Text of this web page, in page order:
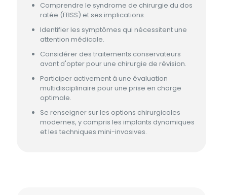
Comprendre le syndrome de chirurgie du dos
ratée (FBSS) et ses implications.
Identifier les symptômes qui nécessitent une
attention médicale.
Considérer des traitements conservateurs
avant d'opter pour une chirurgie de révision.
Participer activement à une évaluation
multidisciplinaire pour une prise en charge
optimale.
Se renseigner sur les options chirurgicales
modernes, y compris les implants dynamiques
et les techniques mini-invasives.